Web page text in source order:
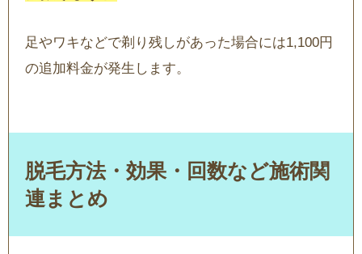
足やワキなどで剃り残しがあった場合には1,100円
の追加料金が発生します。
脱毛方法・効果・回数など施術関
連まとめ